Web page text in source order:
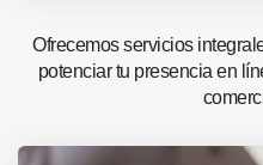
Ofrecemos servicios
potenciar tu presencia en